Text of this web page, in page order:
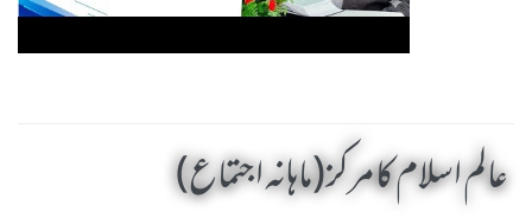
عالم اسلام کا مرکز (ماہانہ اجتماع)